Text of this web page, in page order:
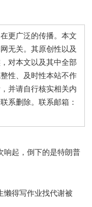
更广泛的传播。本文
无关。其原创性以及
对本文以及其中全部
性、及时性本站不作
并请自行核实相关内
系删除。联系邮箱：
响起，倒下的是特朗普
懒得写作业找代谢被